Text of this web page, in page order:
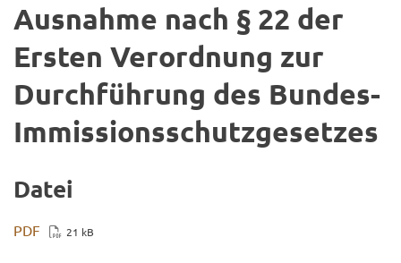
Aus­nah­me nach § 22 der
Ers­ten Ver­ord­nung zur
Durch­füh­rung des Bundes-​
Immissionsschutzgesetzes
Datei
PDF 21 kB